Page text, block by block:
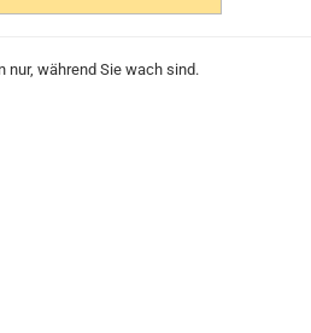
nur, während Sie wach sind.